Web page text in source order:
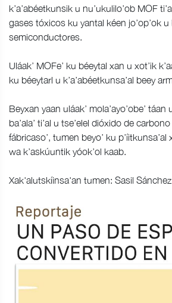
k’a’abéetkunsik u nu’ukulilo’ob MOF
gases tóxicos ku yantal kéen jo’op’ok u
semiconductores.
Uláak’ MOFe’ ku béeytal xan u xot’ik
ku béeytarl u k’a’abéetkunsa’al beey
Beyxan yaan uláak’ mola’ayo’obe’
ba’ala’ ti’al u tse’elel dióxido de
fábricaso’, tumen beyo’ ku
wa k’askúuntik yóok’ol kaab.
Xak'alutskíinsa'an tumen: Sasil